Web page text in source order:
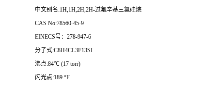
中文别名:1H,1H,2H,2H-过氟辛基三氯硅烷
CAS No:78560-45-9
EINECS号：278-947-6
分子式:C8H4CL3F13SI
沸点:84℃ (17 torr)
闪光点:189 °F